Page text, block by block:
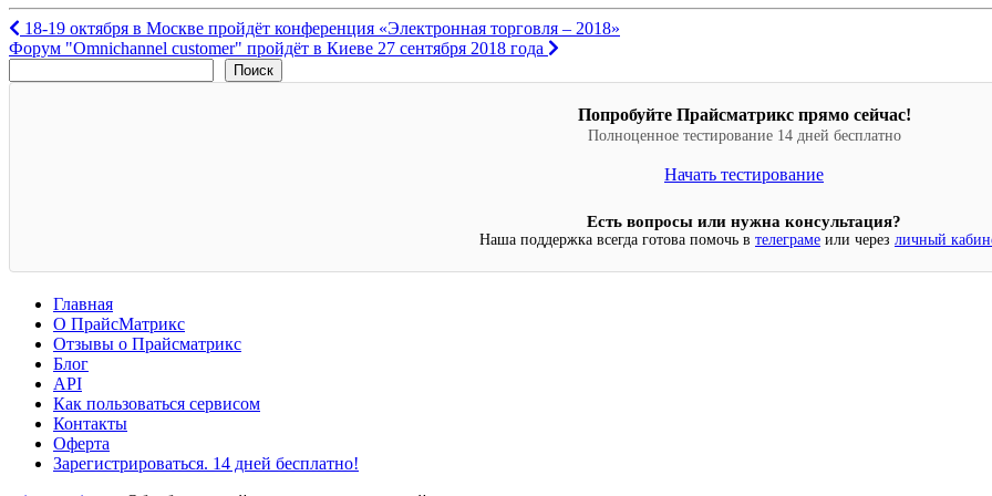
Навигация
по
записям
18-19 октября в Москве пройдёт конференция «Электронная торговля – 2018»
Форум "Omnichannel customer" пройдёт в Киеве 27 сентября 2018 года
Поиск
Попробуйте Прайсматрикс прямо сейчас!
Полноценное тестирование 14 дней бесплатно
Начать тестирование
Есть вопросы или нужна консультация?
Наша поддержка всегда готова помочь в телеграме или через личный
Главная
О ПрайсМатрикс
Отзывы о Прайсматрикс
Блог
API
Как пользоваться сервисом
Контакты
Оферта
Зарегистрироваться. 14 дней бесплатно!